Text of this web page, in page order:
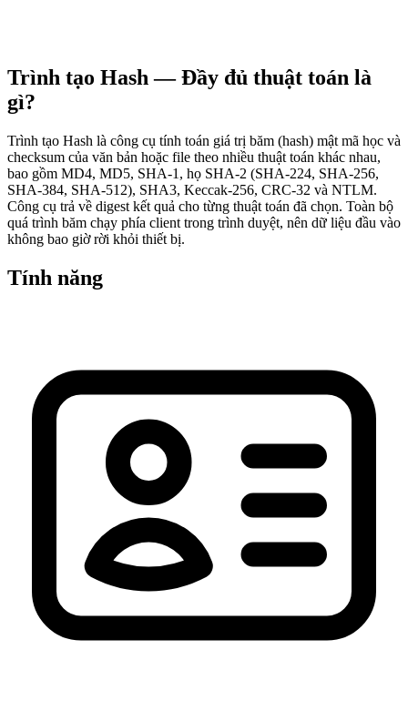
Trình tạo Hash — Đầy đủ thuật toán là
gì?
Trình tạo Hash là công cụ tính toán giá trị băm (hash) mật mã học và
checksum của văn bản hoặc file theo nhiều thuật toán khác nhau,
bao gồm MD4, MD5, SHA-1, họ SHA-2 (SHA-224, SHA-256,
SHA-384, SHA-512), SHA3, Keccak-256, CRC-32 và NTLM.
Công cụ trả về digest kết quả cho từng thuật toán đã chọn. Toàn bộ
quá trình băm chạy phía client trong trình duyệt, nên dữ liệu đầu vào
không bao giờ rời khỏi thiết bị.
Tính năng